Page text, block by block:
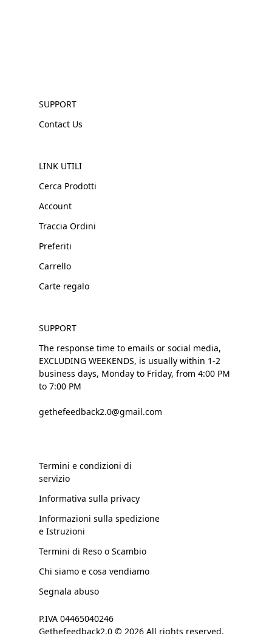
SUPPORT
Contact Us
LINK UTILI
Cerca Prodotti
Account
Traccia Ordini
Preferiti
Carrello
Carte regalo
SUPPORT
The response time to emails or social media,
EXCLUDING WEEKENDS, is usually within 1-2
business days, Monday to Friday, from 4:00 PM
to 7:00 PM
gethefeedback2.0@gmail.com
Termini e condizioni di
servizio
Informativa sulla privacy
Informazioni sulla spedizione
e Istruzioni
Termini di Reso o Scambio
Chi siamo e cosa vendiamo
Segnala abuso
P.IVA 04465040246
Gethefeedback2.0 © 2026 All rights reserved.